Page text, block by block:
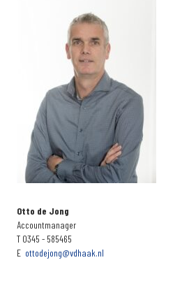
Otto de Jong
Accountmanager
T 0345 - 585465
E ottodejong@vdhaak.nl